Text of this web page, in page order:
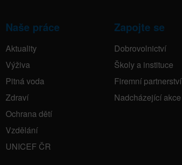
Naše práce
Aktuality
Výživa
Pitná voda
Zdraví
Ochrana dětí
Vzdělání
UNICEF ČR
Zapojte se
Dobrovolnictví
Školy a instituce
Firemní partnerství
Nadcházející akce